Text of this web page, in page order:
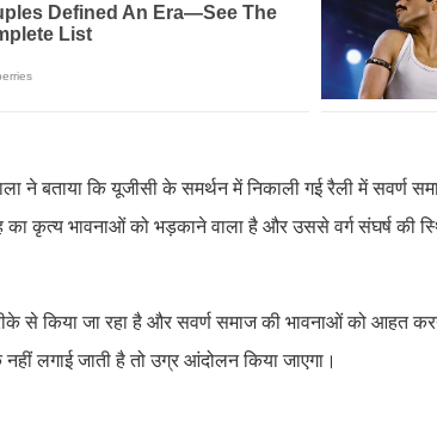
ने बताया कि यूजीसी के समर्थन में निकाली गई रैली में
कृत्य भावनाओं को भड़काने वाला है और उससे वर्ग संघर्ष की
से किया जा रहा है और सवर्ण समाज की भावनाओं को आहत
लगाई जाती है तो उग्र आंदोलन किया जाएगा।